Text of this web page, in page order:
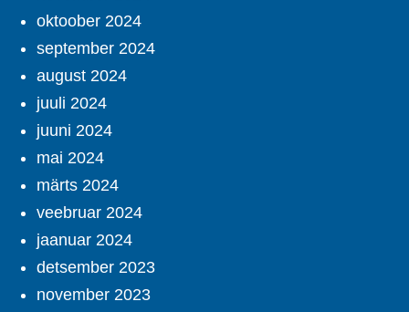
oktoober 2024
september 2024
august 2024
juuli 2024
juuni 2024
mai 2024
märts 2024
veebruar 2024
jaanuar 2024
detsember 2023
november 2023